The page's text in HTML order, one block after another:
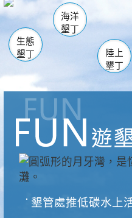
海生館
恆春
龍鑾潭自然中心
瓊麻館
關山
白砂
生態
墾丁
海洋
墾丁
陸上
墾丁
墾管處推低碳水上活